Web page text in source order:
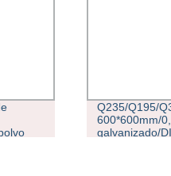
SA1D/
aluminizado/
Aluzinc/